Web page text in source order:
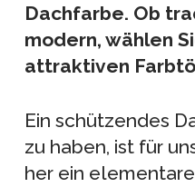
Dachfarbe. Ob
modern, wählen
attraktiven
Ein schützendes
zu haben, ist für
her ein